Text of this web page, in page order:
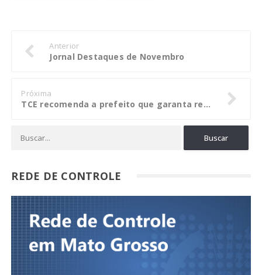
Anterior
Jornal Destaques de Novembro
Próxima
TCE recomenda a prefeito que garanta recursos para conselhos de Tapurah
REDE DE CONTROLE